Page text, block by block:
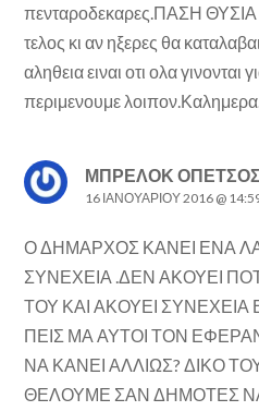
πενταροδεκαρες.ΠΑΣΗ ΘΥΣΙΑ
τελος κι αν ηξερες θα
αληθεια ειναι οτι ολα
περιμενουμε λοιπον.Καλημερα.
ΜΠΡΕΛΟΚ ΟΠΕΤΣΟΣ
16 ΙΑΝΟΥΑΡΊΟΥ 2016 @
Ο ΔΗΜΑΡΧΟΣ ΚΑΝΕΙ ΕΝΑ
ΣΥΝΕΧΕΙΑ .ΔΕΝ ΑΚΟΥΕΙ
ΤΟΥ ΚΑΙ ΑΚΟΥΕΙ
ΠΕΙΣ ΜΑ ΑΥΤΟΙ ΤΟΝ
ΝΑ ΚΑΝΕΙ ΑΛΛΙΩΣ? ΔΙΚΟ
ΘΕΛΟΥΜΕ ΣΑΝ ΔΗΜΟΤΕΣ